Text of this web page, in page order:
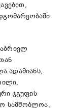
ადამიანს,
ჯგუფის
სამშობლოა,